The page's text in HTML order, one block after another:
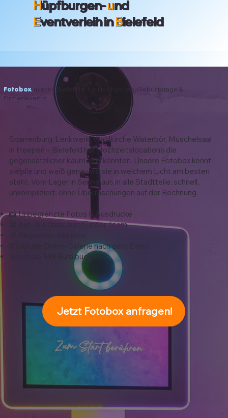
Hüpfburgen-und
Eventverleih inBielefeld
Fotobox mieten Bielefeld- für Hochzeiten, Geburtstage &
Firmenevents
Jetzt Fotobox anfragen!
Sparrenburg, Lenkwerk, Waldkirche Waterbör, Muschelsaal
in Heepen – Bielefeld hat Hochzeitslocations die
gegensätzlicher kaum sein könnten. Unsere Fotobox kennt
sie alle und weiß genau wo sie in welchem Licht am besten
steht. Vom Lager in Senne aus in alle Stadtteile: schnell,
unkompliziert, ohne Überraschungen auf der Rechnung.
📸 Unbegrenzte Fotos & Ausdrucke
🛠️ Auf- & Abbau durch unser Team
🌐 Digitale Online-Galerie nach dem Event
buchen